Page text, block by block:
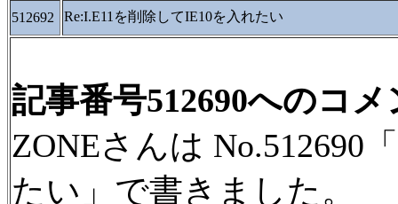
512692
Re:I.E11を削除してIE10を入れたい
記事番号512690へのコメ
ZONEさんは No.512690
たい」で書きました。